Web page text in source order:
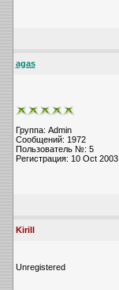
agas
Группа: Admin
Сообщений: 1972
Пользователь №: 5
Регистрация: 10 Oct 2003
Kirill
Unregistered